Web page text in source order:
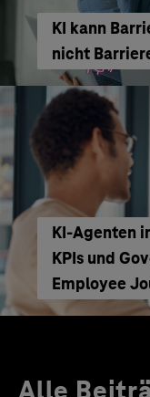
KI kann
nicht
KI‑Agenten
KPIs und
Employee